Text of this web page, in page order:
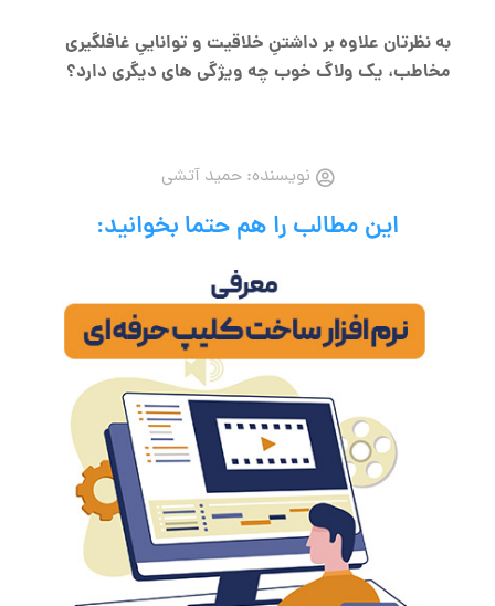
به نظرتان علاوه بر داشتنِ خلاقیت و تواناییِ غافلگیری
مخاطب، یک ولاگ خوب چه ویژگی های دیگری دارد؟
نویسنده:حمید آتشی
این مطالب را هم حتما بخوانید: